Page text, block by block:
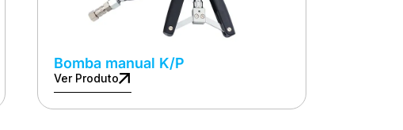
Bomba manual K/P
Ver Produto